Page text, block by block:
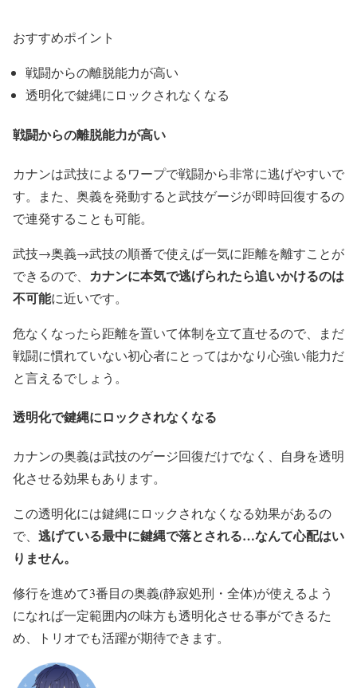
おすすめポイント
戦闘からの離脱能力が高い
透明化で鍵縄にロックされなくなる
戦闘からの離脱能力が高い
カナンは武技によるワープで戦闘から非常に逃げやすいで
す。また、奥義を発動すると武技ゲージが即時回復するの
で連発することも可能。
武技→奥義→武技の順番で使えば一気に距離を離すことが
できるので、 カナンに本気で逃げられたら追いかけるのは
不可能に近いです。
危なくなったら距離を置いて体制を立て直せるので、まだ
戦闘に慣れていない初心者にとってはかなり心強い能力だ
と言えるでしょう。
透明化で鍵縄にロックされなくなる
カナンの奥義は武技のゲージ回復だけでなく、自身を透明
化させる効果もあります。
この透明化には鍵縄にロックされなくなる効果があるの
で、 逃げている最中に鍵縄で落とされる…なんて心配はい
りません。
修行を進めて3番目の奥義(静寂処刑・全体)が使えるよう
になれば一定範囲内の味方も透明化させる事ができるた
め、トリオでも活躍が期待できます。